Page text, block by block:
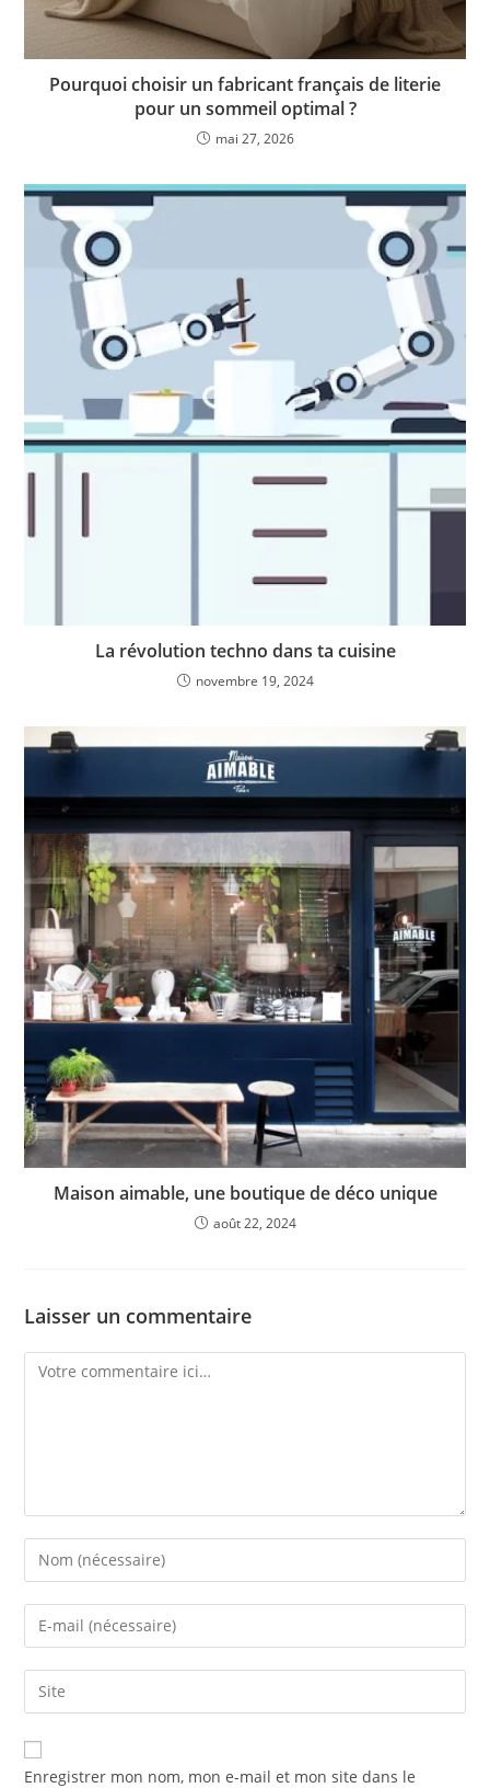
Pourquoi choisir un fabricant français de literie
pour un sommeil optimal ?
mai 27, 2026
La révolution techno dans ta cuisine
novembre 19, 2024
Maison aimable, une boutique de déco unique
août 22, 2024
Laisser un commentaire
Enregistrer mon nom, mon e-mail et mon site dans le